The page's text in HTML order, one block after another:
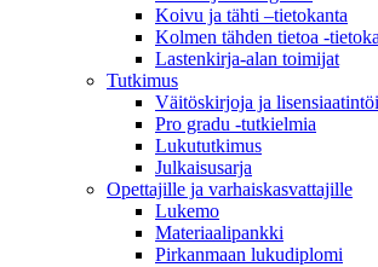
Koivu ja tähti –tietokanta
Kolmen tähden tietoa -
Lastenkirja-alan toimijat
Tutkimus
Väitöskirjoja ja
Pro gradu -tutkielmia
Lukututkimus
Julkaisusarja
Opettajille ja varhaiskasvattajille
Lukemo
Materiaalipankki
Pirkanmaan lukudiplomi